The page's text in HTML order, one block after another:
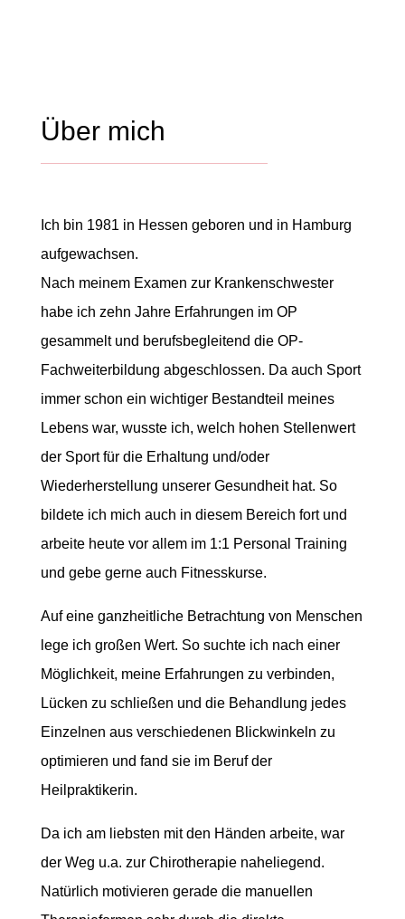
Über mich
Ich bin 1981 in Hessen geboren und in Hamburg
aufgewachsen.
Nach meinem Examen zur Krankenschwester
habe ich zehn Jahre Erfahrungen im OP
gesammelt und berufsbegleitend die OP-
Fachweiterbildung abgeschlossen. Da auch Sport
immer schon ein wichtiger Bestandteil meines
Lebens war, wusste ich, welch hohen Stellenwert
der Sport für die Erhaltung und/oder
Wiederherstellung unserer Gesundheit hat. So
bildete ich mich auch in diesem Bereich fort und
arbeite heute vor allem im 1:1 Personal Training
und gebe gerne auch Fitnesskurse.
Auf eine ganzheitliche Betrachtung von Menschen
lege ich großen Wert. So suchte ich nach einer
Möglichkeit, meine Erfahrungen zu verbinden,
Lücken zu schließen und die Behandlung jedes
Einzelnen aus verschiedenen Blickwinkeln zu
optimieren und fand sie im Beruf der
Heilpraktikerin.
Da ich am liebsten mit den Händen arbeite, war
der Weg u.a. zur Chirotherapie naheliegend.
Natürlich motivieren gerade die manuellen